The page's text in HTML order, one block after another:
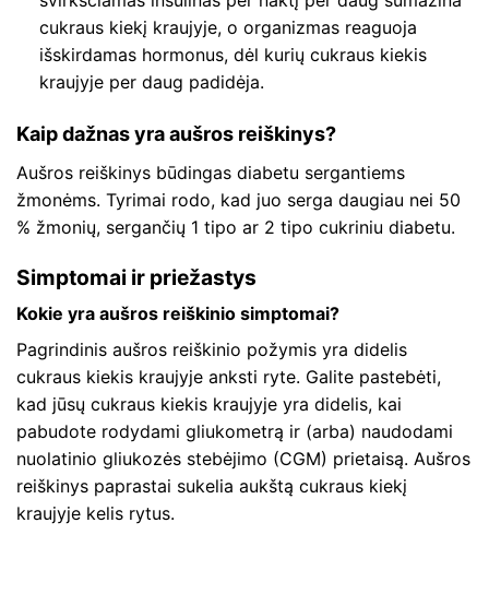
cukraus kiekį kraujyje, o organizmas reaguoja
išskirdamas hormonus, dėl kurių cukraus kiekis
kraujyje per daug padidėja.
Kaip dažnas yra aušros reiškinys?
Aušros reiškinys būdingas diabetu sergantiems
žmonėms. Tyrimai rodo, kad juo serga daugiau nei 50
% žmonių, sergančių 1 tipo ar 2 tipo cukriniu diabetu.
Simptomai ir priežastys
Kokie yra aušros reiškinio simptomai?
Pagrindinis aušros reiškinio požymis yra didelis
cukraus kiekis kraujyje anksti ryte. Galite pastebėti,
kad jūsų cukraus kiekis kraujyje yra didelis, kai
pabudote rodydami gliukometrą ir (arba) naudodami
nuolatinio gliukozės stebėjimo (CGM) prietaisą. Aušros
reiškinys paprastai sukelia aukštą cukraus kiekį
kraujyje kelis rytus.